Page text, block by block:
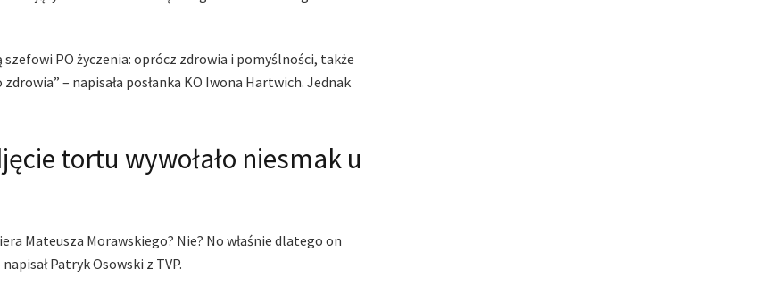
PO życzenia: oprócz zdrowia i pomyślności, także
– napisała posłanka KO Iwona Hartwich. Jednak
tortu wywołało niesmak u
Mateusza Morawskiego? Nie? No właśnie dlatego on
Patryk Osowski z TVP.